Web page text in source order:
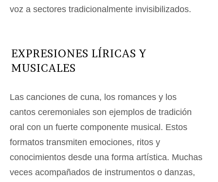
voz a sectores tradicionalmente invisibilizados.
EXPRESIONES LÍRICAS Y
MUSICALES
Las canciones de cuna, los romances y los
cantos ceremoniales son ejemplos de tradición
oral con un fuerte componente musical. Estos
formatos transmiten emociones, ritos y
conocimientos desde una forma artística. Muchas
veces acompañados de instrumentos o danzas,